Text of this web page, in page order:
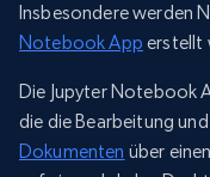
Insbesondere werden
Notebook App erstellt
Die Jupyter Notebook
die die Bearbeitung
Dokumenten über